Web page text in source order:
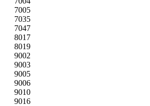
7005
7035
7047
8017
8019
9002
9003
9005
9006
9010
9016